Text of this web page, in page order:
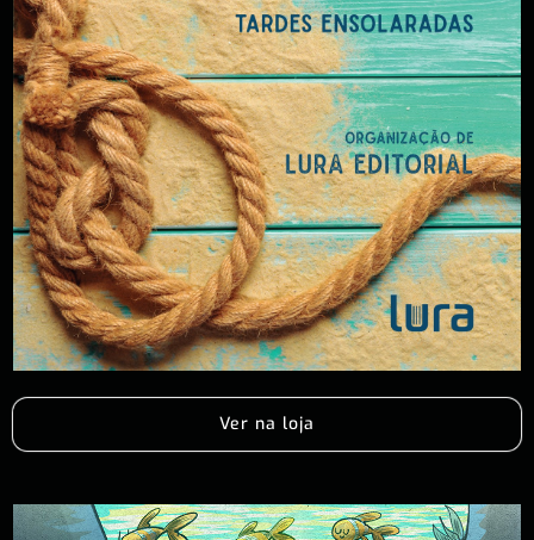
Ver na loja